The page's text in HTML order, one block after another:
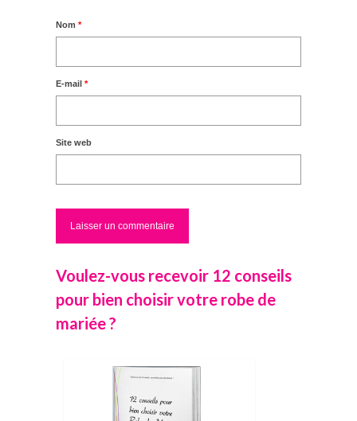
Nom *
E-mail *
Site web
Voulez-vous recevoir 12 conseils
pour bien choisir votre robe de
mariée ?